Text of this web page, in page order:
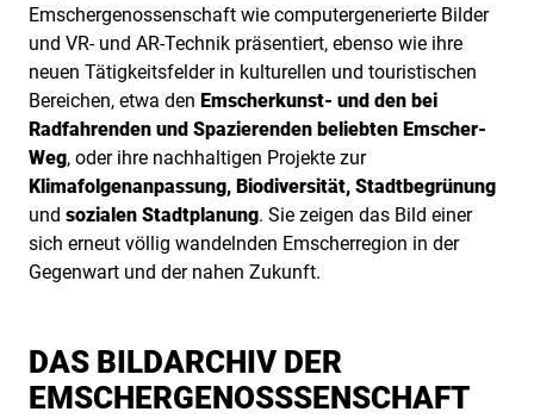
Emschergenossenschaft wie computergenerierte Bilder
und VR- und AR-Technik präsentiert, ebenso wie ihre
neuen Tätigkeitsfelder in kulturellen und touristischen
Bereichen, etwa den Emscherkunst- und den bei
Radfahrenden und Spazierenden beliebten Emscher-
Weg, oder ihre nachhaltigen Projekte zur
Klimafolgenanpassung, Biodiversität, Stadtbegrünung
und sozialen Stadtplanung. Sie zeigen das Bild einer
sich erneut völlig wandelnden Emscherregion in der
Gegenwart und der nahen Zukunft.
DAS BILDARCHIV DER
EMSCHERGENOSSSENSCHAFT